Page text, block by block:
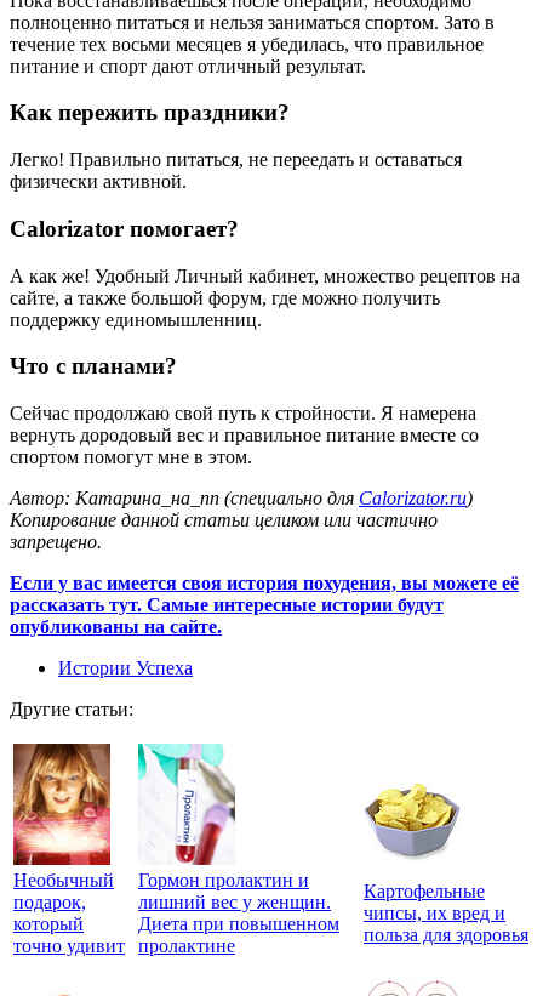
полноценно питаться и нельзя заниматься спортом. Зато в
течение тех восьми месяцев я убедилась, что правильное
питание и спорт дают отличный результат.
Как пережить праздники?
Легко! Правильно питаться, не переедать и оставаться
физически активной.
Calorizator помогает?
А как же! Удобный Личный кабинет, множество рецептов на
сайте, а также большой форум, где можно получить
поддержку единомышленниц.
Что с планами?
Сейчас продолжаю свой путь к стройности. Я намерена
вернуть дородовый вес и правильное питание вместе со
спортом помогут мне в этом.
Автор: Катарина_на_пп (специально для Calorizator.ru)
Копирование данной статьи целиком или частично
запрещено.
Если у вас имеется своя история похудения, вы можете её
рассказать тут. Самые интересные истории будут
опубликованы на сайте.
Истории Успеха
Другие статьи:
Необычный
подарок,
который
точно удивит
Гормон пролактин и
лишний вес у женщин.
Диета при повышенном
пролактине
Картофельные
чипсы, их вред и
польза для здоровья